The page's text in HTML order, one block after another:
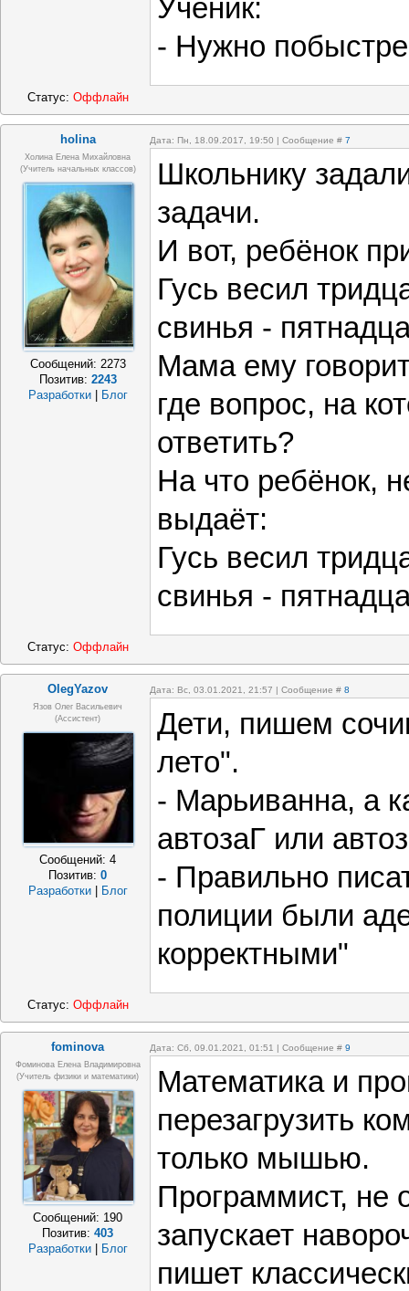
Ученик:
- Нужно
Статус: Оффлайн
holina Дата: Пн, 18.09.2017, 19:50 | Сообщение # 7
Холина Елена Михайловна
(учитель начальных классов)
Сообщений: 2273
Позитив: 2243
Разработки | Блог
Школьнику
задачи.
И вот, ребёнок
Гусь весил
свинья -
Мама ему
где вопрос, на
ответить?
На что ребёнок,
выдаёт:
Гусь весил
свинья -
Статус: Оффлайн
OlegYazov Дата: Вс, 03.01.2021, 21:57 | Сообщение # 8
Язов Олег Васильевич
(Ассистент)
Сообщений:4
Позитив:0
Разработки
Блог
Дети, пишем
лето".
- Марьиванна, а
автозаГ или
- Правильно
полиции были
корректными"
Статус: Оффлайн
fominova Дата: Сб, 09.01.2021, 01:51 | Сообщение # 9
Фоминова Елена Владимировна
(учитель физики и математики)
Сообщений: 190
Позитив:403
Разработки
Блог
Математика и
перезагрузить
только мышью.
Программист, не
запускает
пишет